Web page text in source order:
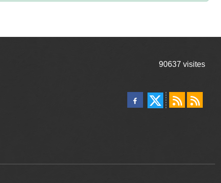
90637 visites